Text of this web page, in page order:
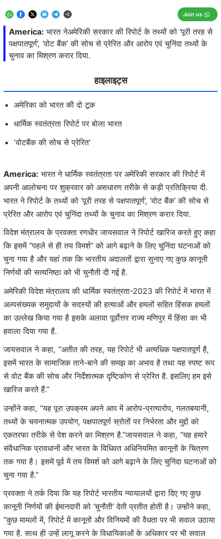
America: भारत नेअमेरिकी सरकार की रिपोर्ट के तथ्यों को ‘पूरी तरह से
पक्षपातपूर्ण’, ‘वोट बैंक’ की सोच से प्रेरित और आरोप एवं चुनिंदा तथ्यों के
चुनाव का मिश्रण करार दिया.
Join us
हाइलाइट्स
अमेरिका को भारत की दो टूक
धार्मिक स्वतंत्रता रिपोर्ट पर बोला भारत
'वोटबैंक की सोच से प्रेरित'
America: भारत ने धार्मिक स्वतंत्रता पर अमेरिकी सरकार की रिपोर्ट में
अपनी आलोचना पर शुक्रवार को असधारण तरीके से कड़ी प्रतिक्रिया दी.
भारत ने रिपोर्ट के तथ्यों को ‘पूरी तरह से पक्षपातपूर्ण’, ‘वोट बैंक’ की सोच से
प्रेरित और आरोप एवं चुनिंदा तथ्यों के चुनाव का मिश्रण करार दिया.
विदेश मंत्रालय के प्रवक्ता रणधीर जायसवाल ने रिपोर्ट खारिज करते हुए कहा
कि इसमें ‘‘पहले से ही तय विमर्श’’ को आगे बढ़ाने के लिए चुनिंदा घटनाओं को
चुना गया है और यहां तक ​​कि भारतीय अदालतों द्वारा सुनाए गए कुछ कानूनी
निर्णयों की सत्यनिष्ठा को भी चुनौती दी गई है.
अमेरिकी विदेश मंत्रालय की धार्मिक स्वतंत्रता-2023 की रिपोर्ट में भारत में
अल्पसंख्यक समुदायों के सदस्यों की हत्याओं और हमलों सहित हिंसक हमलों
का उल्लेख किया गया है इसके अलावा पूर्वोत्तर राज्य मणिपुर में हिंसा का भी
हवाला दिया गया है.
जायसवाल ने कहा, ‘‘अतीत की तरह, यह रिपोर्ट भी अत्यधिक पक्षपातपूर्ण है,
इसमें भारत के सामाजिक ताने-बाने की समझ का अभाव है तथा यह स्पष्ट रूप
से वोट बैंक की सोच और निर्देशात्मक दृष्टिकोण से प्रेरित है. इसलिए हम इसे
खारिज करते हैं.’’
उन्होंने कहा, ‘‘यह पूरा उपक्रम अपने आप में आरोप-प्रत्यारोप, गलतबयानी,
तथ्यों के चयनात्मक उपयोग, पक्षपातपूर्ण स्रोतों पर निर्भरता और मुद्दों को
एकतरफा तरीके से पेश करने का मिश्रण है.’’जायसवाल ने कहा, ‘‘यह हमारे
संवैधानिक प्रावधानों और भारत के विधिवत अधिनियमित कानूनों के चित्रण
तक गया है। इसमें पूर्व में तय विमर्श को आगे बढ़ाने के लिए चुनिंदा घटनाओं को
चुना गया है.’’
प्रवक्ता ने तर्क दिया कि यह रिपोर्ट भारतीय न्यायालयों द्वारा दिए गए कुछ
कानूनी निर्णयों की ईमानदारी को ‘चुनौती’ देती प्रतीत होती है। उन्होंने कहा,
‘‘कुछ मामलों में, रिपोर्ट में कानूनों और विनियमों की वैधता पर भी सवाल उठाया
गया है. साथ ही उन्हें लागू करने के विधायिकाओं के अधिकार पर भी सवाल